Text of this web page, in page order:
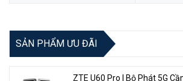
SẢN PHẨM ƯU ĐÃI